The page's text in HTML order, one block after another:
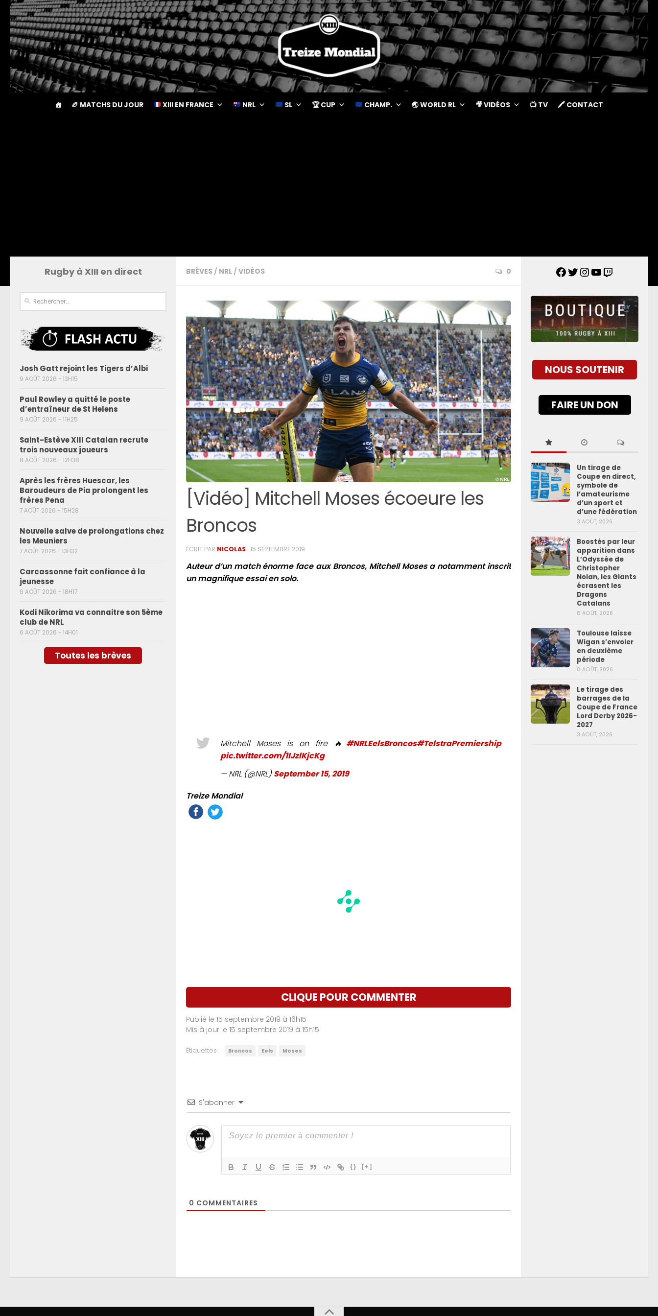
🏉 MATCHS DU JOUR XIII EN FRANCE NRL SL 🏆 CUP CHAMP. 🌏 WORLD RL 🎥 VIDÉOS 📺 TV 🖍 CONTACT
BRÈVES / NRL / VIDÉOS 0
[Vidéo] Mitchell Moses écoeure les
Broncos
ÉCRIT PAR NICOLAS · 15 SEPTEMBRE 2019
Auteur d’un match énorme face aux Broncos, Mitchell Moses a notamment inscrit
un magnifique essai en solo.
Mitchell Moses is on fire 🔥 #NRLEelsBroncos#TelstraPremiership
pic.twitter.com/1IJzlKjcKg
— NRL (@NRL) September 15, 2019
Treize Mondial
CLIQUE POUR COMMENTER
Publié le 15 septembre 2019 à 16h15
Mis à jour le 15 septembre 2019 à 15h15
Étiquettes : Broncos Eels Moses
S'abonner
{} [+]
0 COMMENTAIRES
Rugby à XIII en direct
Josh Gatt rejoint les Tigers d’Albi
9 AOÛT 2026 - 13H15
Paul Rowley a quitté le poste
d’entraîneur de St Helens
9 AOÛT 2026 - 11H25
Saint-Estève XIII Catalan recrute
trois nouveaux joueurs
8 AOÛT 2026 - 12H38
Après les frères Huescar, les
Baroudeurs de Pia prolongent les
frères Pena
7 AOÛT 2026 - 15H28
Nouvelle salve de prolongations chez
les Meuniers
7 AOÛT 2026 - 13H32
Carcassonne fait confiance à la
jeunesse
6 AOÛT 2026 - 18H17
Kodi Nikorima va connaitre son 5ème
club de NRL
6 AOÛT 2026 - 14H01
Toutes les brèves
NOUS SOUTENIR
FAIRE UN DON
Un tirage de
Coupe en direct,
symbole de
l’amateurisme
d’un sport et
d’une fédération
3 AOÛT, 2026
Boostés par leur
apparition dans
L’Odyssée de
Christopher
Nolan, les Giants
écrasent les
Dragons
Catalans
8 AOÛT, 2026
Toulouse laisse
Wigan s’envoler
en deuxième
période
8 AOÛT, 2026
Le tirage des
barrages de la
Coupe de France
Lord Derby 2026-
2027
3 AOÛT, 2026